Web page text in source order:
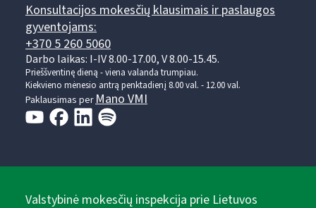
Konsultacijos mokesčių klausimais ir paslaugos
gyventojams:
+370 5 260 5060
Darbo laikas: I-IV 8.00-17.00, V 8.00-15.45.
Prieššventinę dieną - viena valanda trumpiau.
Kiekvieno mėnesio antrą penktadienį 8.00 val. - 12.00 val.
Paklausimas per Mano VMI
Valstybinė mokesčių inspekcija prie Lietuvos